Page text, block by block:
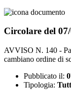
Circolare del
AVVISO N. 140 -
cambiano ordine di
Pubblicato il:
Tipologia: